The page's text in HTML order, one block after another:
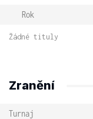
Rok
Žádné tituly
Zranění
Turnaj